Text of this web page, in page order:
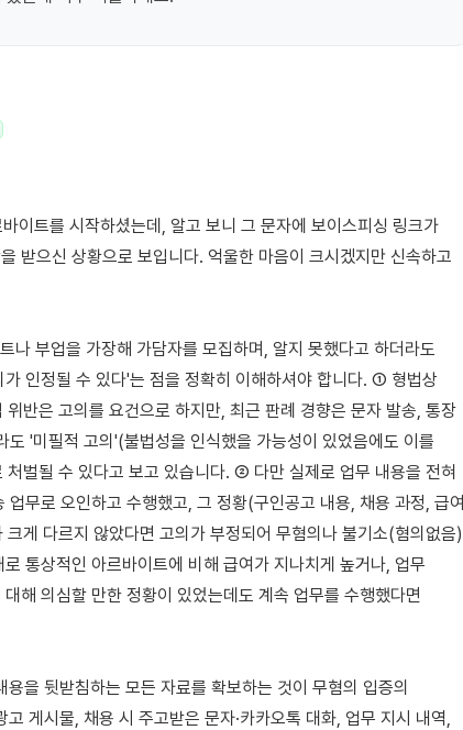
받으신 상황으로 보입니다. 억울한 마음이 크시겠지만 신속하고
나 부업을 가장해 가담자를 모집하며, 알지 못했다고 하더라도
인정될 수 있다'는 점을 정확히 이해하셔야 합니다. ① 형법상
반은 고의를 요건으로 하지만, 최근 판례 경향은 문자 발송, 통장
도 '미필적 고의'(불법성을 인식했을 가능성이 있었음에도 이를
벌될 수 있다고 보고 있습니다. ② 다만 실제로 업무 내용을 전혀
무로 오인하고 수행했고, 그 정황(구인공고 내용, 채용 과정, 급여
게 다르지 않았다면 고의가 부정되어 무혐의나 불기소(혐의없음)
통상적인 아르바이트에 비해 급여가 지나치게 높거나, 업무
해 의심할 만한 정황이 있었는데도 계속 업무를 수행했다면
을 뒷받침하는 모든 자료를 확보하는 것이 무혐의 입증의
게시물, 채용 시 주고받은 문자·카카오톡 대화, 업무 지시 내역,